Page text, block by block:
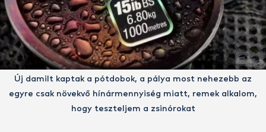
Új damilt kaptak a pótdobok, a pálya most nehezebb az
egyre csak növekvő hínármennyiség miatt, remek alkalom,
hogy teszteljem a zsinórokat